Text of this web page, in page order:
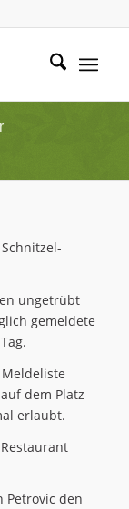
ungetrübt
gemeldete
dem Platz
erlaubt.
Petrovic den